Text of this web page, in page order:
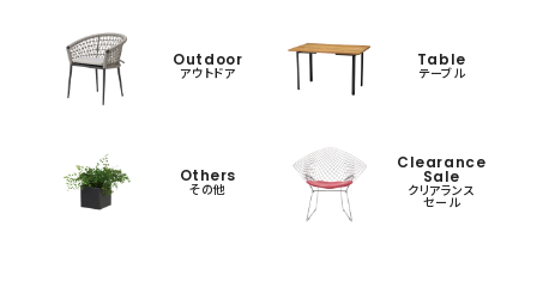
Outdoor
アウトドア
Table
テーブル
Others
その他
Clearance
Sale
クリアランス
セール